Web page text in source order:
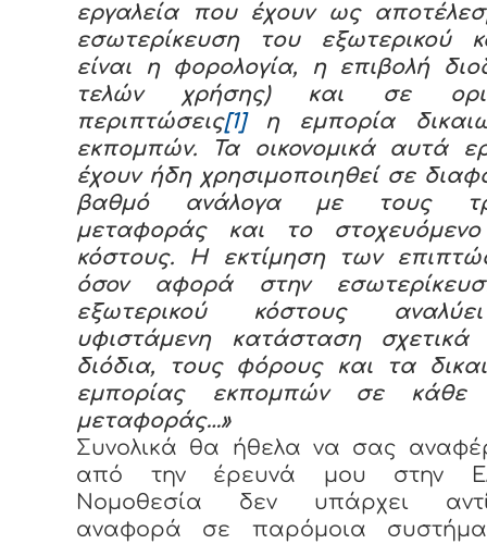
εργαλεία που έχουν ως
εσωτερίκευση του εξωτερικού
είναι η φορολογία, η επιβολή
τελών χρήσης) και σε
περιπτώσεις[1]η εμπορία
εκπομπών. Τα οικονομικά αυτά
έχουν ήδη χρησιμοποιηθεί σε
βαθμό ανάλογα με τους
μεταφοράς και το στοχευόμενο
κόστους. Η εκτίμηση των
όσον αφορά στην
εξωτερικού κόστους
υφιστάμενη κατάσταση
διόδια, τους φόρους και τα
εμπορίας εκπομπών σε κάθε
μεταφοράς…»
Συνολικά θα ήθελα να σας
από την έρευνά μου στην
Νομοθεσία δεν υπάρχει
αναφορά σε παρόμοια